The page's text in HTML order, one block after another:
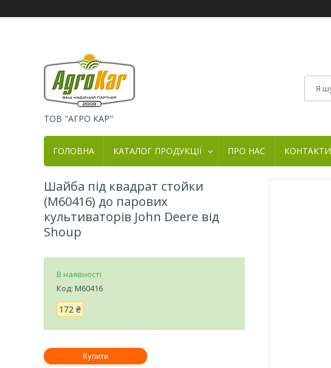
ТОВ "АГРО КАР"
ГОЛОВНА КАТАЛОГ ПРОДУКЦІЇ ПРО НАС КОНТАКТИ
Шайба під квадрат стойки
(M60416) до парових
культиваторів John Deere від
Shoup
В наявності
Код: M60416
172 ₴
Купити